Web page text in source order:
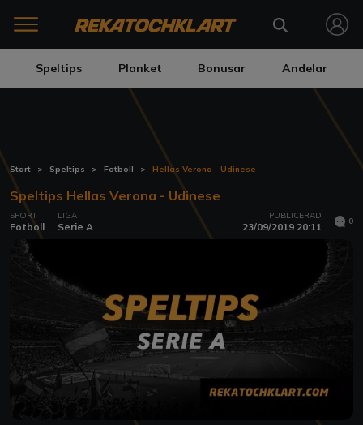
Speltips Planket Bonusar Andelar
Start Speltips Fotboll Hellas Verona - Udinese
Speltips Hellas Verona - Udinese
SPORT
Fotboll
LIGA
Serie A
PUBLICERAD
23/09/2019 20:11 0